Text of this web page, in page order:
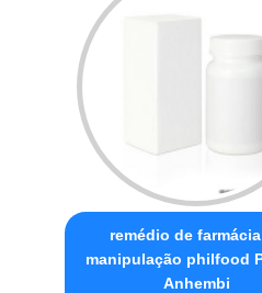
remédio de
manipulação philfood
Anhembi